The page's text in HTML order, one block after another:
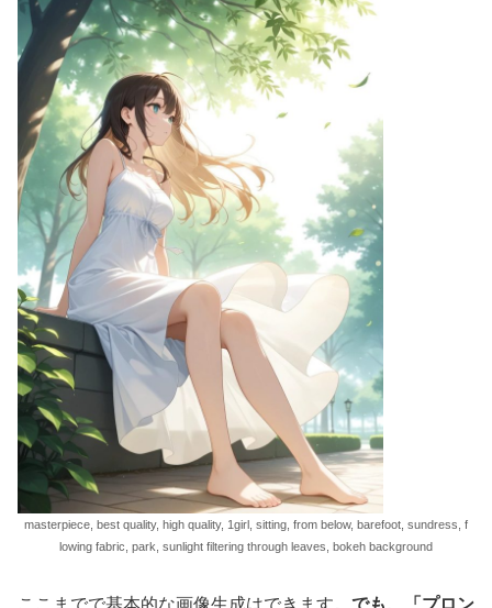
masterpiece, best quality, high quality, 1girl, sitting, from below, barefoot, sundress, f
lowing fabric, park, sunlight filtering through leaves, bokeh background
ここまでで基本的な画像生成はできます。 でも、「プロン